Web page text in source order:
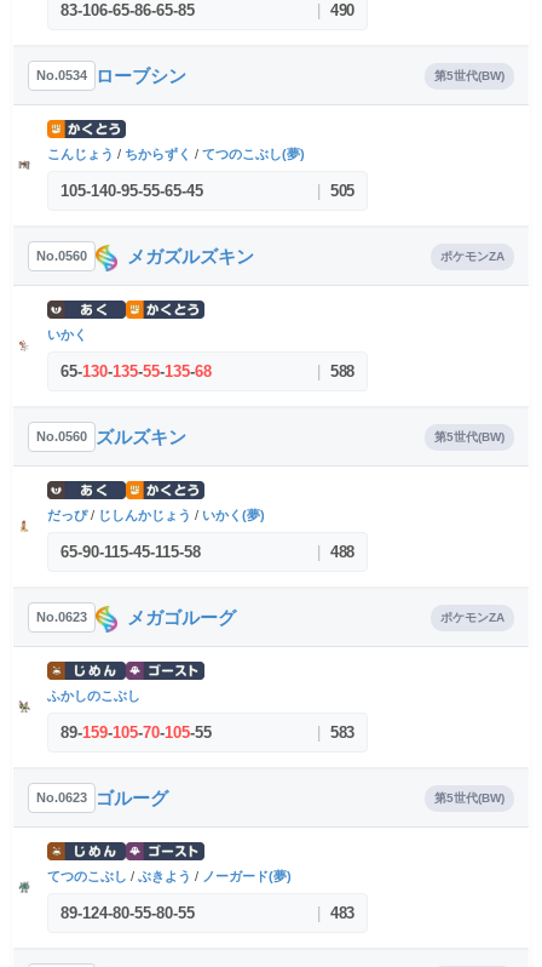
83-106-65-86-65-85 490
No.0534 ローブシン 第5世代(BW)
こんじょう / ちからずく / てつのこぶし(夢)
105-140-95-55-65-45 505
No.0560 メガズルズキン ポケモンZA
いかく
65-130-135-55-135-68 588
No.0560 ズルズキン 第5世代(BW)
だっぴ/ じしんかじょう / いかく(夢)
65-90-115-45-115-58 488
No.0623 メガゴルーグ ポケモンZA
ふかしのこぶし
89-159-105-70-105-55 583
No.0623 ゴルーグ 第5世代(BW)
てつのこぶし / ぶきよう / ノーガード(夢)
89-124-80-55-80-55 483